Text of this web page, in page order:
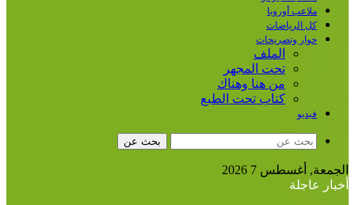
ملاعب أوروبا
كل الرياضات
حوار وتصريحات
الملف
تحت المجهر
من هنا وهناك
كتاب تحت الطبع
فيديو
بحث عن
الجمعة, أغسطس 7 2026
أخبار عاجلة